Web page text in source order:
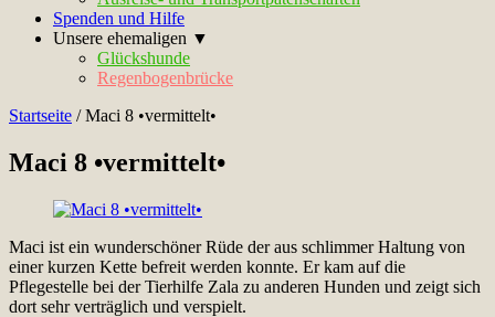
Spenden und Hilfe
Unsere ehemaligen ▼
Glückshunde
Regenbogenbrücke
Startseite /Maci 8 •vermittelt•
Maci 8 •vermittelt•
Maci ist ein wunderschöner Rüde der aus schlimmer Haltung von
einer kurzen Kette befreit werden konnte. Er kam auf die
Pflegestelle bei der Tierhilfe Zala zu anderen Hunden und zeigt sich
dort sehr verträglich und verspielt.